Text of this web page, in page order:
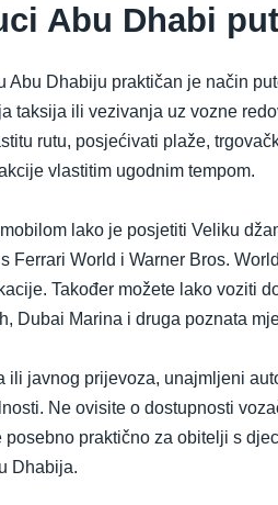
Abu Dhabi
Abu Dhabiju praktičan je način
taksija ili vezivanja uz vozne
rutu, posjećivati plaže,
vlastitim ugodnim tempom.
lako je posjetiti Veliku
Ferrari World i Warner Bros.
Također možete lako voziti
Dubai Marina i druga poznata
ili javnog prijevoza, unajmljeni
Ne ovisite o dostupnosti
posebno praktično za obitelji s
Dhabija.